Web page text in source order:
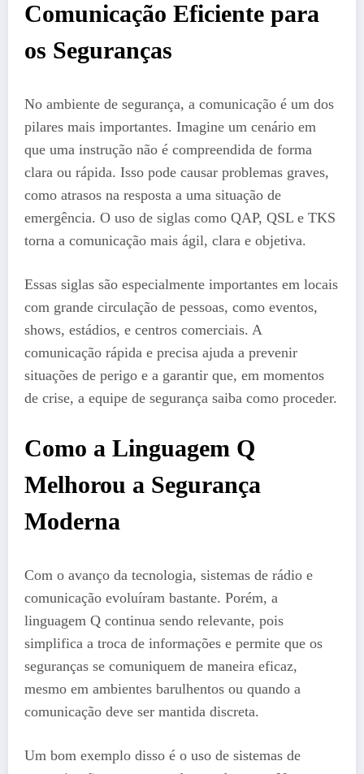
Comunicação Eficiente para
os Seguranças
No ambiente de segurança, a comunicação é um dos
pilares mais importantes. Imagine um cenário em
que uma instrução não é compreendida de forma
clara ou rápida. Isso pode causar problemas graves,
como atrasos na resposta a uma situação de
emergência. O uso de siglas como QAP, QSL e TKS
torna a comunicação mais ágil, clara e objetiva.
Essas siglas são especialmente importantes em locais
com grande circulação de pessoas, como eventos,
shows, estádios, e centros comerciais. A
comunicação rápida e precisa ajuda a prevenir
situações de perigo e a garantir que, em momentos
de crise, a equipe de segurança saiba como proceder.
Como a Linguagem Q
Melhorou a Segurança
Moderna
Com o avanço da tecnologia, sistemas de rádio e
comunicação evoluíram bastante. Porém, a
linguagem Q continua sendo relevante, pois
simplifica a troca de informações e permite que os
seguranças se comuniquem de maneira eficaz,
mesmo em ambientes barulhentos ou quando a
comunicação deve ser mantida discreta.
Um bom exemplo disso é o uso de sistemas de